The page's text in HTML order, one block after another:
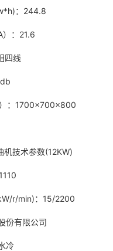
：244.8
）：21.6
三相四线
）：1700×700×800
机技术参数(12KW)
速 (kW/r/min)：15/
份有限公司
冷